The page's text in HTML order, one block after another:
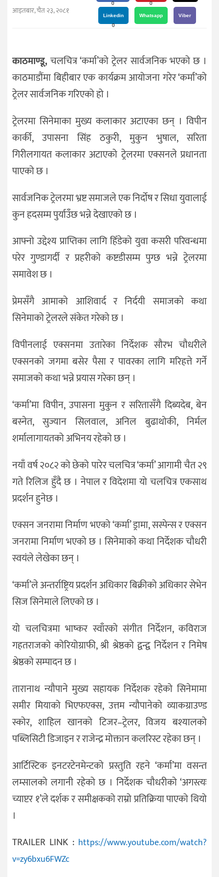
दर्शन
देश
राजनीति
आइतबार, चैत २३, २०८१
0
0
Linkedin
0
Whatsapp Viber
काठमाण्डू,चलचित्र ‘कर्मा’को ट्रेलर सार्वजनिक भएको छ ।
काठमाडौंमा बिहीबार एक कार्यक्रम आयोजना गरेर ‘कर्मा’को
ट्रेलर सार्वजनिक गरिएको हो ।
ट्रेलरमा सिनेमाका मुख्य कलाकार अटाएका छन् । विपीन
कार्की, उपासना सिंह ठकुरी, मुकुन भुषाल, सरिता
गिरीलगायत कलाकार अटाएको ट्रेलरमा एक्सनले प्रधानता
पाएको छ ।
सार्वजनिक ट्रेलरमा भ्रष्ट समाजले एक निर्दोष र सिधा युवालाई
कुन हदसम्म पुर्याउँछ भन्ने देखाएको छ ।
आफ्नो उद्देश्य प्राप्तिका लागि हिँडेको युवा कसरी परिवन्धमा
परेर गुण्डागर्दी र प्रहरीको कष्टडीसम्म पुग्छ भन्ने ट्रेलरमा
समावेश छ ।
प्रेमसँगै आमाको आशिवार्द र निर्दयी समाजको कथा
सिनेमाको ट्रेलरले संकेत गरेको छ ।
विपीनलाई एक्सनमा उतारेका निर्देशक सौरभ चौधरीले
एक्सनको जगमा बसेर पैसा र पावरका लागि मरिहत्ते गर्ने
समाजको कथा भन्ने प्रयास गरेका छन् ।
‘कर्मा’मा विपीन, उपासना मुकुन र सरितासँगै दिब्यदेब, बेन
बस्नेत, सुज्यान सिलवाल, अनिल बुढाथोकी, निर्मल
शर्मालागायतको अभिनय रहेको छ ।
नयाँ वर्ष २०८२ को छेको पारेर चलचित्र ‘कर्मा’ आगामी चैत २९
गते रिलिज हुँदै छ । नेपाल र विदेशमा यो चलचित्र एकसाथ
प्रदर्शन हुनेछ ।
एक्सन जनरामा निर्माण भएको ‘कर्मा’ ड्रामा, सस्पेन्स र एक्सन
जनरामा निर्माण भएको छ । सिनेमाको कथा निर्देशक चौधरी
स्वयंले लेखेका छन् ।
‘कर्मा’ले अन्तर्राष्ट्रिय प्रदर्शन अधिकार बिक्रीको अधिकार सेभेन
सिज सिनेमाले लिएको छ ।
यो चलचित्रमा भाष्कर स्वाँरको संगीत निर्देशन, कविराज
गहतराजको कोरियोग्राफी, श्री श्रेष्ठको द्वन्द्व निर्देशन र निमेष
श्रेष्ठको सम्पादन छ ।
तारानाथ न्यौपाने मुख्य सहायक निर्देशक रहेको सिनेमामा
समीर मियाको भिएफएक्स, उत्तम न्यौपानेको व्याकग्राउण्ड
स्कोर, शाहिल खानको टिजर–ट्रेलर, विजय बश्यालको
पब्लिसिटी डिजाइन र राजेन्द्र मोक्तान कलरिस्ट रहेका छन् ।
आर्टिस्टिक इनटरटेनमेन्टको प्रस्तुति रहने ‘कर्मा’मा वसन्त
लम्सालको लगानी रहेको छ । निर्देशक चौधरीको ‘अगस्त्यः
च्याप्टर १’ले दर्शक र समीक्षकको राम्रो प्रतिक्रिया पाएको थियो
।
TRAILER LINK : https://www.youtube.com/watch?
v=zy6bxu6FWZc